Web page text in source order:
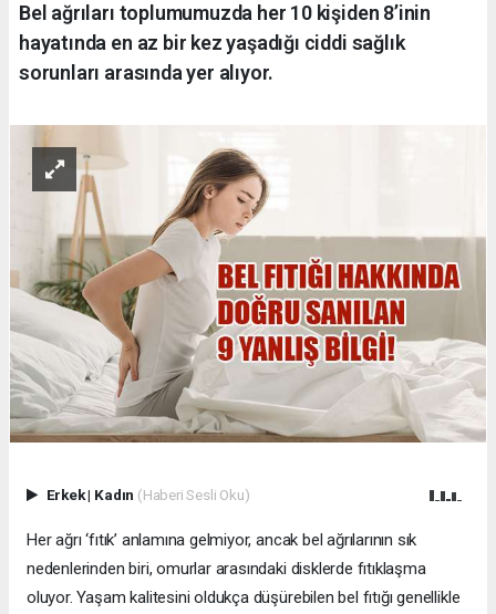
Bel ağrıları toplumumuzda her 10 kişiden 8’inin
hayatında en az bir kez yaşadığı ciddi sağlık
sorunları arasında yer alıyor.
Erkek| Kadın (Haberi Sesli Oku)
Her ağrı ‘fıtık’ anlamına gelmiyor, ancak bel ağrılarının sık
nedenlerinden biri, omurlar arasındaki disklerde fıtıklaşma
oluyor. Yaşam kalitesini oldukça düşürebilen bel fıtığı genellikle